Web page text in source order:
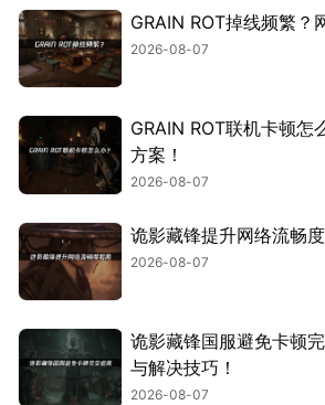
GRAIN ROT掉线频繁？
2026-08-07
GRAIN ROT联机卡顿怎
方案！
2026-08-07
诡影藏锋提升网络流畅度
2026-08-07
诡影藏锋国服避免卡顿
与解决技巧！
2026-08-07